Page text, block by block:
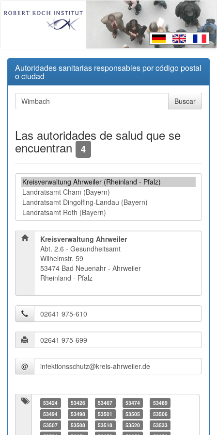
Autoridades sanitarias responsables por código postal
o ciudad
Las autoridades de salud que se
encuentran 4
Kreisverwaltung Ahrweiler
Abt. 2.6 - Gesundheitsamt
Wilhelmstr. 59
53474 Bad Neuenahr - Ahrweiler
Rheinland - Pfalz
@
53424 53426 53467 53474
53489
53494
53498 53501 53505
53506
53507
53508 53518 53520
53533